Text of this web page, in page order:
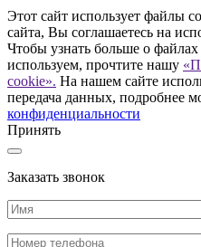
Этот сайт использует файлы
сайта, Вы соглашаетесь на
Чтобы узнать больше о
используем, прочтите нашу
cookie». На нашем сайте
передача данных, подробнее
конфиденциальности
Принять
Заказать звонок